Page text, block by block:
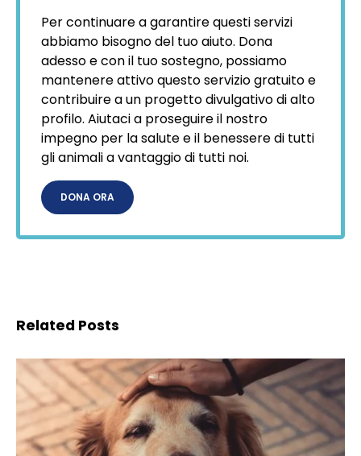
Per continuare a garantire questi servizi
abbiamo bisogno del tuo aiuto. Dona
adesso e con il tuo sostegno, possiamo
mantenere attivo questo servizio gratuito e
contribuire a un progetto divulgativo di alto
profilo. Aiutaci a proseguire il nostro
impegno per la salute e il benessere di tutti
gli animali a vantaggio di tutti noi.
DONA ORA
Related Posts